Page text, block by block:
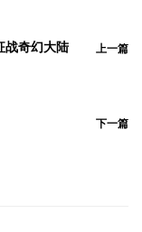
战奇幻大陆 上一篇
下一篇